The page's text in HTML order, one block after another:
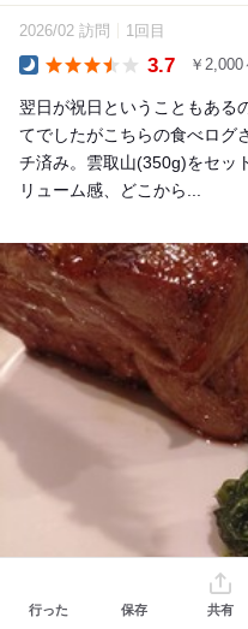
2026/02 訪問 1回目
3.7 ￥
翌日が祝日ということもある
てでしたがこちらの食べログ
チ済み。雲取山(350g)をセッ
リューム感、どこから...
行った 保存 共有